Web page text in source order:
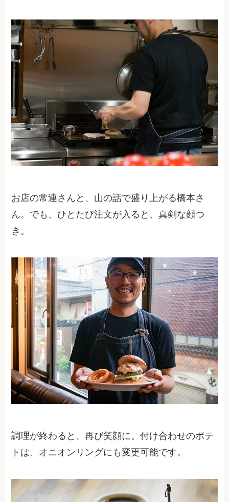
お店の常連さんと、山の話で盛り上がる橋本さ
ん。でも、ひとたび注文が入ると、真剣な顔つ
き。
調理が終わると、再び笑顔に。付け合わせのポテ
トは、オニオンリングにも変更可能です。